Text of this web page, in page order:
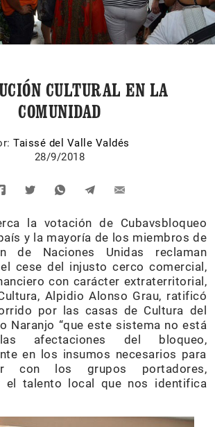
CULTURAL EN LA
COMUNIDAD
Taissé del Valle Valdés
28/9/2018
la votación de Cubavsbloqueo
y la mayoría de los miembros de
de Naciones Unidas reclaman
cese del injusto cerco comercial,
con carácter extraterritorial,
Alpidio Alonso Grau, ratificó
por las casas de Cultura del
Naranjo “que este sistema no está
afectaciones del bloqueo,
en los insumos necesarios para
con los grupos portadores,
el talento local que nos identifica